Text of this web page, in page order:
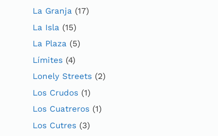
La Granja (17)
La Isla (15)
La Plaza (5)
Límites (4)
Lonely Streets (2)
Los Crudos (1)
Los Cuatreros (1)
Los Cutres (3)